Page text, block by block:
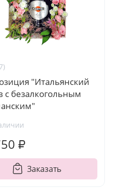
"Итальянский
с безалкогольным
₽
Заказать